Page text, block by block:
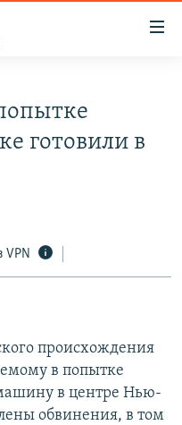
готовили в
VPN
происхождения
в попытке
в центре Нью-
обвинения, в том